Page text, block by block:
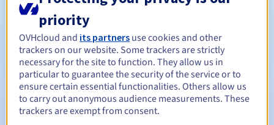
Verlengingsperiode
Inlosperiode 30 dagen
priority
OVHcloud and its partners use cookies and other
trackers on our website. Some trackers are strictly
necessary for the site to function. They allow us in
particular to guarantee the security of the service or to
ensure certain essential functionalities. Others allow us
to carry out anonymous audience measurements. These
trackers are exempt from consent.